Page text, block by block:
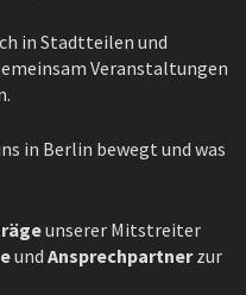
in Stadtteilen und
Veranstaltungen
in Berlin bewegt und was
unserer Mitstreiter
und Ansprechpartnerzur